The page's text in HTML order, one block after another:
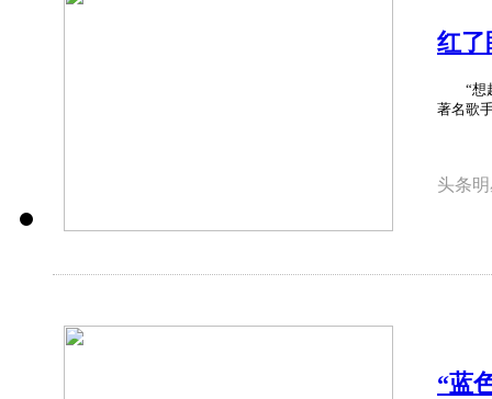
红了
醒
“想起
著名歌
头条
“蓝